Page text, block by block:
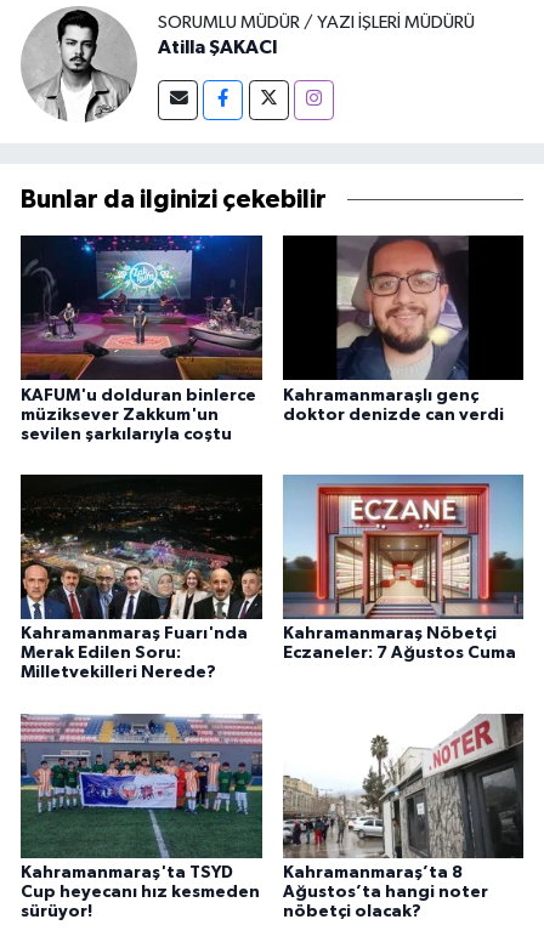
SORUMLU MÜDÜR / YAZI İŞLERI MÜDÜRÜ
Atilla ŞAKACI
Bunlar da ilginizi çekebilir
KAFUM'u dolduran binlerce
müziksever Zakkum'un
sevilen şarkılarıyla coştu
Kahramanmaraşlı genç
doktor denizde can verdi
Kahramanmaraş Fuarı'nda
Merak Edilen Soru:
Milletvekilleri Nerede?
Kahramanmaraş Nöbetçi
Eczaneler: 7 Ağustos Cuma
Kahramanmaraş'ta TSYD
Cup heyecanı hız kesmeden
sürüyor!
Kahramanmaraş’ta 8
Ağustos’ta hangi noter
nöbetçi olacak?